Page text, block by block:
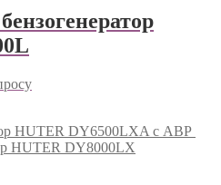
HUTER DY6500LXA с АВР
HUTER DY8000LX